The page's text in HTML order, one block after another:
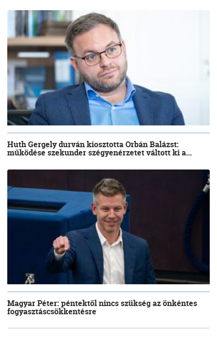
Huth Gergely durván kiosztotta Orbán Balázst:
működése szekunder szégyenérzetet váltott ki a...
Magyar Péter: péntektől nincs szükség az önkéntes
fogyasztáscsökkentésre